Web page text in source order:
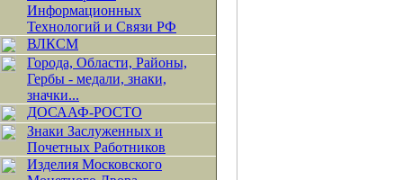
Информационных
Технологий и Связи РФ
ВЛКСМ
Города, Области, Районы,
Гербы - медали, знаки,
значки...
ДОСААФ-РОСТО
Знаки Заслуженных и
Почетных Работников
Изделия Московского